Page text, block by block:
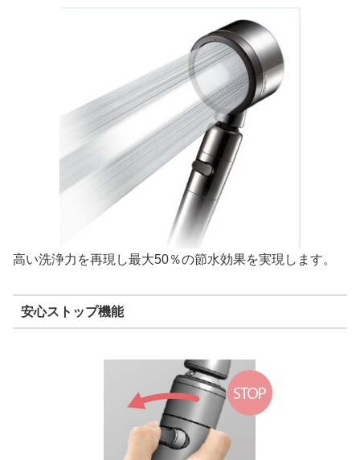
高い洗浄力を再現し最大50％の節水効果を実現します。
安心ストップ機能